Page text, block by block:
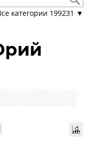
категории 199231 ▼